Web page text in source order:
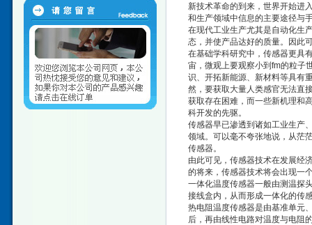
新技术革命的到来，世界开始进
和生产领域中信息的主要途径与
在现代工业生产尤其是自动化生
态，并使产品达好的质量。因此
在基础学科研究中，传感器更具
宙，微观上要观察小到fm的粒子
识、开拓新能源、新材料等具有
然，要获取大量人类感官无法直
获取存在困难，而一些新机理和
科开发的先驱。
传感器早已渗透到诸如工业生产
领域。可以毫不夸张地说，从茫
传感器。
由此可见，传感器技术在发展经
的将来，传感器技术将会出现一
一体化温度传感器一般由测温探
接线盒内，从而形成一体化的传
热电阻温度传感器是由基准单元
后，再由线性电路对温度与电阻